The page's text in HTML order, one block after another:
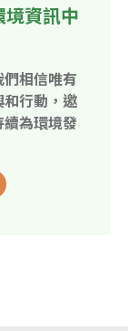
資訊中
們相信唯有
行動，邀
為環境發